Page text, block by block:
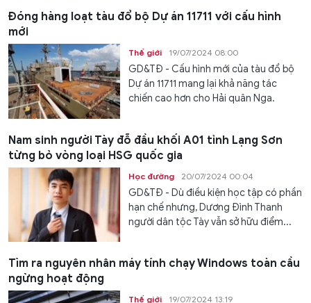
Đóng hàng loạt tàu đổ bộ Dự án 11711 với cấu hình
mới
Thế giới 19/07/2024 08:00
GD&TĐ - Cấu hình mới của tàu đổ bộ
Dự án 11711 mang lại khả năng tác
chiến cao hơn cho Hải quân Nga.
Nam sinh người Tày đỗ đầu khối A01 tỉnh Lạng Sơn
từng bỏ vòng loại HSG quốc gia
Học đường 20/07/2024 00:04
GD&TĐ - Dù điều kiện học tập có phần
hạn chế nhưng, Dương Đình Thanh
người dân tộc Tày vẫn sở hữu điểm...
Tìm ra nguyên nhân máy tính chạy Windows toàn cầu
ngừng hoạt động
Thế giới 19/07/2024 13:19